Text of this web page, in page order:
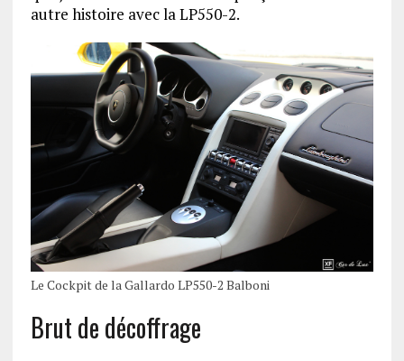
autre histoire avec la LP550-2.
Le Cockpit de la Gallardo LP550-2 Balboni
Brut de décoffrage